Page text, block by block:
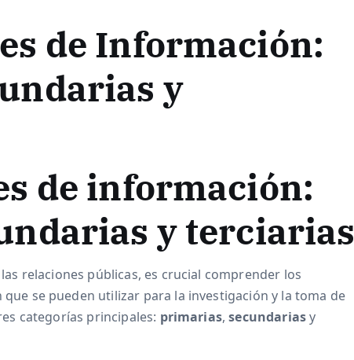
de Información:
y
de información:
y terciarias
relaciones públicas, es crucial comprender los
se pueden utilizar para la investigación y la toma de
categorías principales: primarias,secundariasy